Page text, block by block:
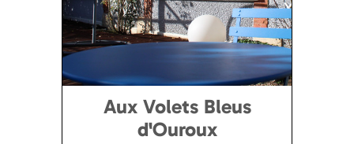
Aux Volets Bleus
d'Ouroux